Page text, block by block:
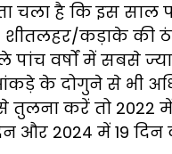
चला है कि इस साल
कड़ाके की
पांच वर्षों में सबसे
के दोगुने से भी
तुलना करें तो 2022
और 2024 में 19 दिन